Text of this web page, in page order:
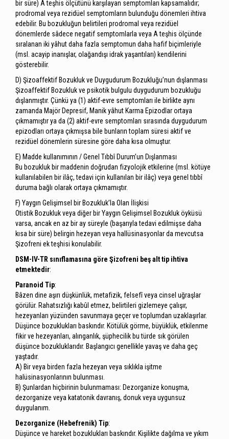
bir süre) A teşhis ölçütünü karşılayan semptomları kapsamalıdır;
prodromal veya rezidüel semptomların bulunduğu dönemleri ihtiva
edebilir. Bu bozukluğun belirtileri prodromal veya rezidüel
dönemlerde sâdece negatif semptomlarla veya A teşhis ölçünde
sıralanan iki yâhut daha fazla semptomun daha hafif biçimleriyle
(msl. acayip inanışlar, olağandışı idrak yaşantıları) kendilerini
gösterebilir.
D) Şizoaffektif Bozukluk ve Duygudurum Bozukluğu’nun dışlanması
Şizoaffektif Bozukluk ve psikotik bulgulu duygudurum bozukluğu
dışlanmıştır. Çünkü ya (1) aktif-evre semptomları ile birlikte aynı
zamanda Majör Depresif, Manik yâhut Karma Epizodlar ortaya
çıkmamıştır ya da (2) aktif-evre semptomları sırasında duygudurum
epizodları ortaya çıkmışsa bile bunların toplam süresi aktif ve
rezidüel dönemlerin süresine göre daha kısa olmuştur.
E) Madde kullanımının / Genel Tıbbî Durum’un Dışlanması
Bu bozukluk bir maddenin doğrudan fizyolojik etkilerine (msl. kötüye
kullanılabilen bir ilâç, tedavi için kullanılan bir ilâç) veya genel tıbbî
duruma bağlı olarak ortaya çıkmamıştır.
F) Yaygın Gelişimsel bir Bozukluk’la Olan İlişkisi
Otistik Bozukluk veya diğer bir Yaygın Gelişimsel Bozukluk öyküsü
varsa, ancak en az bir ay süreyle (başarıyla tedavi edilmişse daha
kısa bir süre) belirgin hezeyan veya hallüsinasyonlar da mevcutsa
Şizofreni ek teşhisi konulabilir.
DSM-IV-TR sınıflamasına göre Şizofreni beş alt tip ihtiva
etmektedir:
Paranoid Tip:
Bâzen dine aşırı düşkünlük, metafizik, felsefî veya cinsel uğraşlar
görülür. Rahatsızlığı kabûl etmez, belirtileri gizlemeye çalışır,
hezeyanları yüzünden savunmaya geçer ve toplumdan uzaklaşırlar.
Düşünce bozuklukları baskındır. Kötülük görme, büyüklük, etkilenme
fikir ve hezeyanları, alınganlık, şüphecilik bu türde sık görülen
düşünce bozukluklarıdır. Başlangıcı genellikle yavaş ve daha geç
yaştadır.
A) Bir veya birden fazla hezeyan veya sıklıkla işitme
halüsinasyonlarının bulunması.
B) Şunlardan hiçbirinin bulunmaması: Dezorganize konuşma,
dezorganize veya katatonik davranış, donuk veya uygunsuz
duygulanım.
Dezorganize (Hebefrenik) Tip:
Düşünce ve hareket bozuklukları baskındır. Kişilikte dağılma ve yıkım